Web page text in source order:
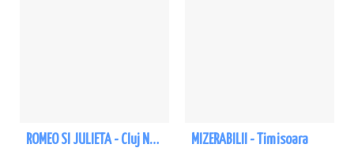
ROMEO SI JULIETA - Cluj Napoca MIZERABILII - Timisoara